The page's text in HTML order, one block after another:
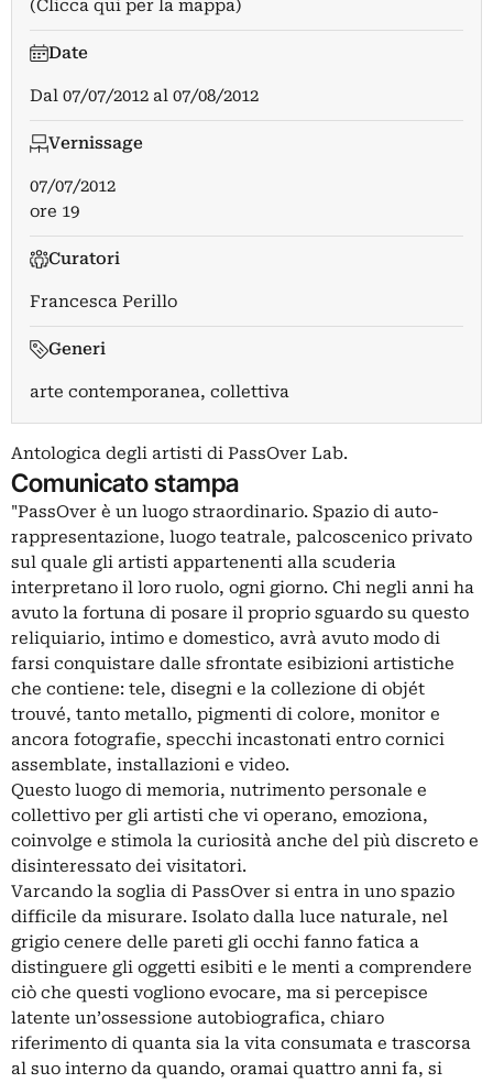
(Clicca qui per la mappa)
Date
Dal 07/07/2012 al 07/08/2012
Vernissage
07/07/2012
ore 19
Curatori
Francesca Perillo
Generi
arte contemporanea, collettiva
Antologica degli artisti di PassOver Lab.
Comunicato stampa
"PassOver è un luogo straordinario. Spazio di auto-
rappresentazione, luogo teatrale, palcoscenico privato
sul quale gli artisti appartenenti alla scuderia
interpretano il loro ruolo, ogni giorno. Chi negli anni ha
avuto la fortuna di posare il proprio sguardo su questo
reliquiario, intimo e domestico, avrà avuto modo di
farsi conquistare dalle sfrontate esibizioni artistiche
che contiene: tele, disegni e la collezione di objét
trouvé, tanto metallo, pigmenti di colore, monitor e
ancora fotografie, specchi incastonati entro cornici
assemblate, installazioni e video.
Questo luogo di memoria, nutrimento personale e
collettivo per gli artisti che vi operano, emoziona,
coinvolge e stimola la curiosità anche del più discreto e
disinteressato dei visitatori.
Varcando la soglia di PassOver si entra in uno spazio
difficile da misurare. Isolato dalla luce naturale, nel
grigio cenere delle pareti gli occhi fanno fatica a
distinguere gli oggetti esibiti e le menti a comprendere
ciò che questi vogliono evocare, ma si percepisce
latente un’ossessione autobiografica, chiaro
riferimento di quanta sia la vita consumata e trascorsa
al suo interno da quando, oramai quattro anni fa, si